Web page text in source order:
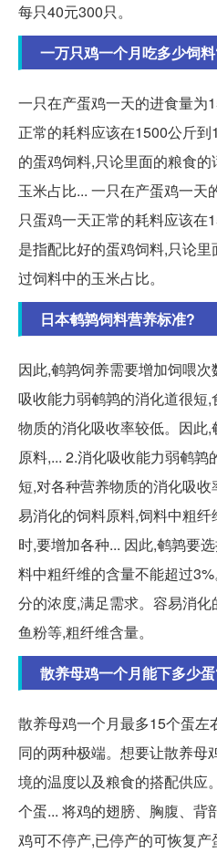
每只40元300只。
一万只鸡一个月吃多少饲
一只在产蛋鸡一天的进食量为
正常的耗料应该在1500公斤
的蛋鸡饲料,只论里面的粮食
玉米占比... 一只在产蛋鸡一天
只蛋鸡一天正常的耗料应该在
是指配比好的蛋鸡饲料,只论
过饲料中的玉米占比。
日本鹌鹑饲料营养标准?
因此,鹌鹑饲养需要增加饲喂
吸收能力弱鹌鹑的消化道很短
物质的消化吸收率较低。因此
原料,... 2.消化吸收能力弱鹌
短,对各种营养物质的消化吸
易消化的饲料原料,饲料中粗
时,要增加各种... 因此,鹌鹑要
料中粗纤维的含量不能超过
分的浓度,满足需求。容易消化
鱼粉等,粗纤维含量。
散养母鸡一个月能下多少
散养母鸡一个月最多15个蛋左
同的两种极端。想要让散养母
境的温度以及粮食的搭配供应
个蛋... 将鸡的翅膀、胸腹、背
鸡可不停产,已停产的可恢复产